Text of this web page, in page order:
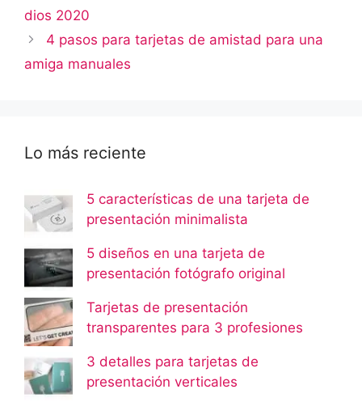
dios 2020
4 pasos para tarjetas de amistad para una
amiga manuales
Lo más reciente
5 características de una tarjeta de
presentación minimalista
5 diseños en una tarjeta de
presentación fotógrafo original
Tarjetas de presentación
transparentes para 3 profesiones
3 detalles para tarjetas de
presentación verticales